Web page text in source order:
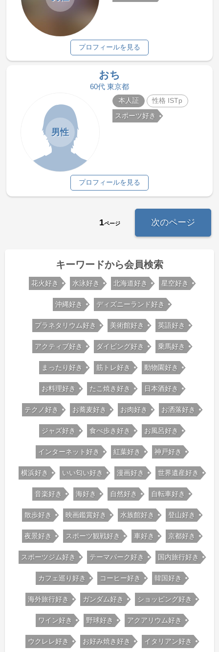
プロフィールを見る
おち
60代 東京都
男性
本人証 性格 ISTp
スポーツ好き
プロフィールを見る
1ページ 次のページ
キーワードから会員検索
花火好き 水泳好き 北海道好き 星空好き
沖縄好き ディズニーランド好き
プラネタリウム好き 美術館好き 英語好き
アクティブ好き ダイビング好き 乗馬好き
まったり好き 筋トレ好き 動物園好き
お料理好き たこ焼き好き 日本酒好き
テクノ好き お蕎麦好き お肉好き お洒落好き
ジャズ好き 食べ歩き好き お風呂好き
インターネット好き 紅葉好き 神戸好き
横浜好き いい匂い好き 漫画好き 世界遺産好き
音楽好き 海好き 自然好き 自転車好き
散歩好き 映画鑑賞好き 水族館好き 登山好き
夜景好き スポーツ観戦好き 車好き 京都好き
スポーツジム好き テーマパーク好き 国内旅行好き
カフェ巡り好き コーヒー好き 韓国好き
海外旅行好き ガンダム好き ショッピング好き
ワイン好き 野球好き アクアリウム好き
ウクレレ好き お好み焼き好き イタリアン好き